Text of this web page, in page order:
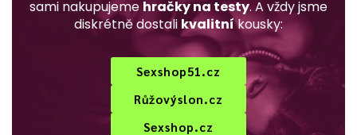
sami nakupujeme hračky na testy. A vždy jsme
diskrétně dostali kvalitníkousky:
Sexshop51.cz
Růžovýslon.cz
Sexshop.cz